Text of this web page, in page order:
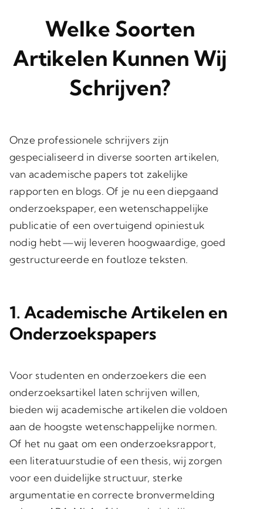
Welke Soorten
Artikelen Kunnen Wij
Schrijven?
Onze professionele schrijvers zijn
gespecialiseerd in diverse soorten artikelen,
van academische papers tot zakelijke
rapporten en blogs. Of je nu een diepgaand
onderzoekspaper, een wetenschappelijke
publicatie of een overtuigend opiniestuk
nodig hebt—wij leveren hoogwaardige, goed
gestructureerde en foutloze teksten.
1. Academische Artikelen en
Onderzoekspapers
Voor studenten en onderzoekers die een
onderzoeksartikel laten schrijven willen,
bieden wij academische artikelen die voldoen
aan de hoogste wetenschappelijke normen.
Of het nu gaat om een onderzoeksrapport,
een literatuurstudie of een thesis, wij zorgen
voor een duidelijke structuur, sterke
argumentatie en correcte bronvermelding